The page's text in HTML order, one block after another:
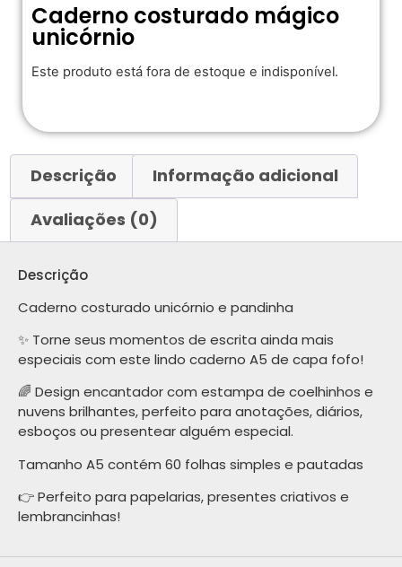
Caderno costurado mágico
unicórnio
Este produto está fora de estoque e indisponível.
Descrição
Informação adicional
Avaliações (0)
Descrição
Caderno costurado unicórnio e pandinha
✨ Torne seus momentos de escrita ainda mais
especiais com este lindo caderno A5 de capa fofo!
🌈 Design encantador com estampa de coelhinhos e
nuvens brilhantes, perfeito para anotações, diários,
esboços ou presentear alguém especial.
Tamanho A5 contém 60 folhas simples e pautadas
👉 Perfeito para papelarias, presentes criativos e
lembrancinhas!